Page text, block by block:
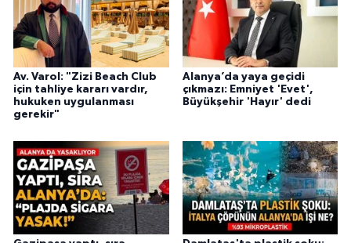
Av. Varol: "Zizi Beach Club
için tahliye kararı vardır,
hukuken uygulanması
gerekir"
Alanya’da yaya geçidi
çıkmazı: Emniyet 'Evet',
Büyükşehir 'Hayır' dedi